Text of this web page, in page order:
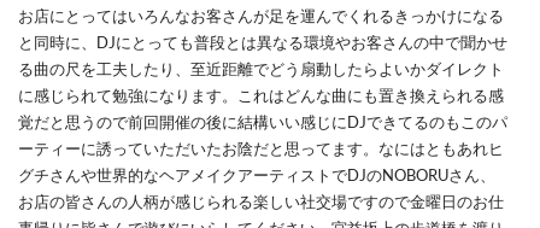
お店にとってはいろんなお客さんが足を運んでくれるきっかけになる
と同時に、DJにとっても普段とは異なる環境やお客さんの中で聞かせ
る曲の尺を工夫したり、至近距離でどう扇動したらよいかダイレクト
に感じられて勉強になります。これはどんな曲にも置き換えられる感
覚だと思うので前回開催の後に結構いい感じにDJできてるのもこのパ
ーティーに誘っていただいたお陰だと思ってます。なにはともあれヒ
グチさんや世界的なヘアメイクアーティストでDJのNOBORUさん、
お店の皆さんの人柄が感じられる楽しい社交場ですので金曜日のお仕